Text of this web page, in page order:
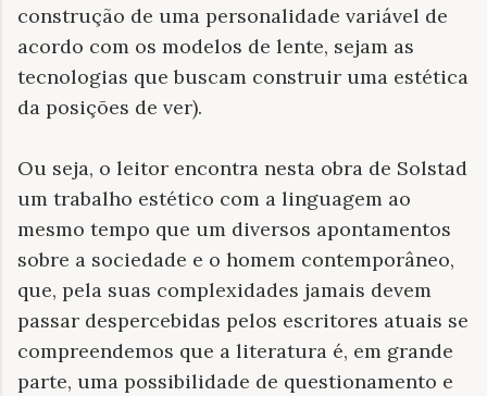
construção de uma personalidade variável de
acordo com os modelos de lente, sejam as
tecnologias que buscam construir uma estética
da posições de ver).
Ou seja, o leitor encontra nesta obra de Solstad
um trabalho estético com a linguagem ao
mesmo tempo que um diversos apontamentos
sobre a sociedade e o homem contemporâneo,
que, pela suas complexidades jamais devem
passar despercebidas pelos escritores atuais se
compreendemos que a literatura é, em grande
parte, uma possibilidade de questionamento e